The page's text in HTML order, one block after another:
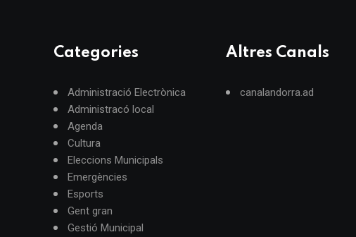
Categories
Administració Electrònica
Administracó local
Agenda
Cultura
Eleccions Municipals
Emergències
Esports
Gent gran
Gestió Municipal
Altres Canals
canalandorra.ad